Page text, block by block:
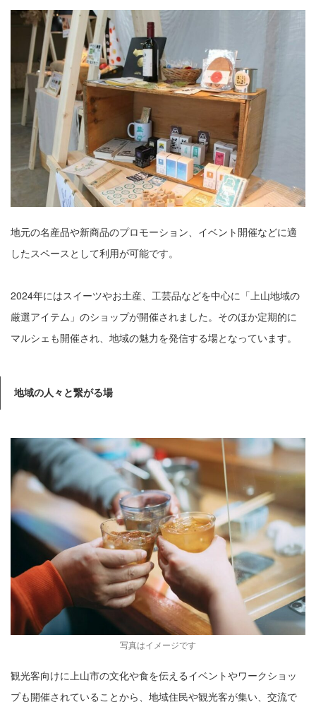
地元の名産品や新商品のプロモーション、イベント開催などに適
したスペースとして利用が可能です。
2024年にはスイーツやお土産、工芸品などを中心に「上山地域の
厳選アイテム」のショップが開催されました。そのほか定期的に
マルシェも開催され、地域の魅力を発信する場となっています。
地域の人々と繋がる場
写真はイメージです
観光客向けに上山市の文化や食を伝えるイベントやワークショッ
プも開催されていることから、地域住民や観光客が集い、交流で